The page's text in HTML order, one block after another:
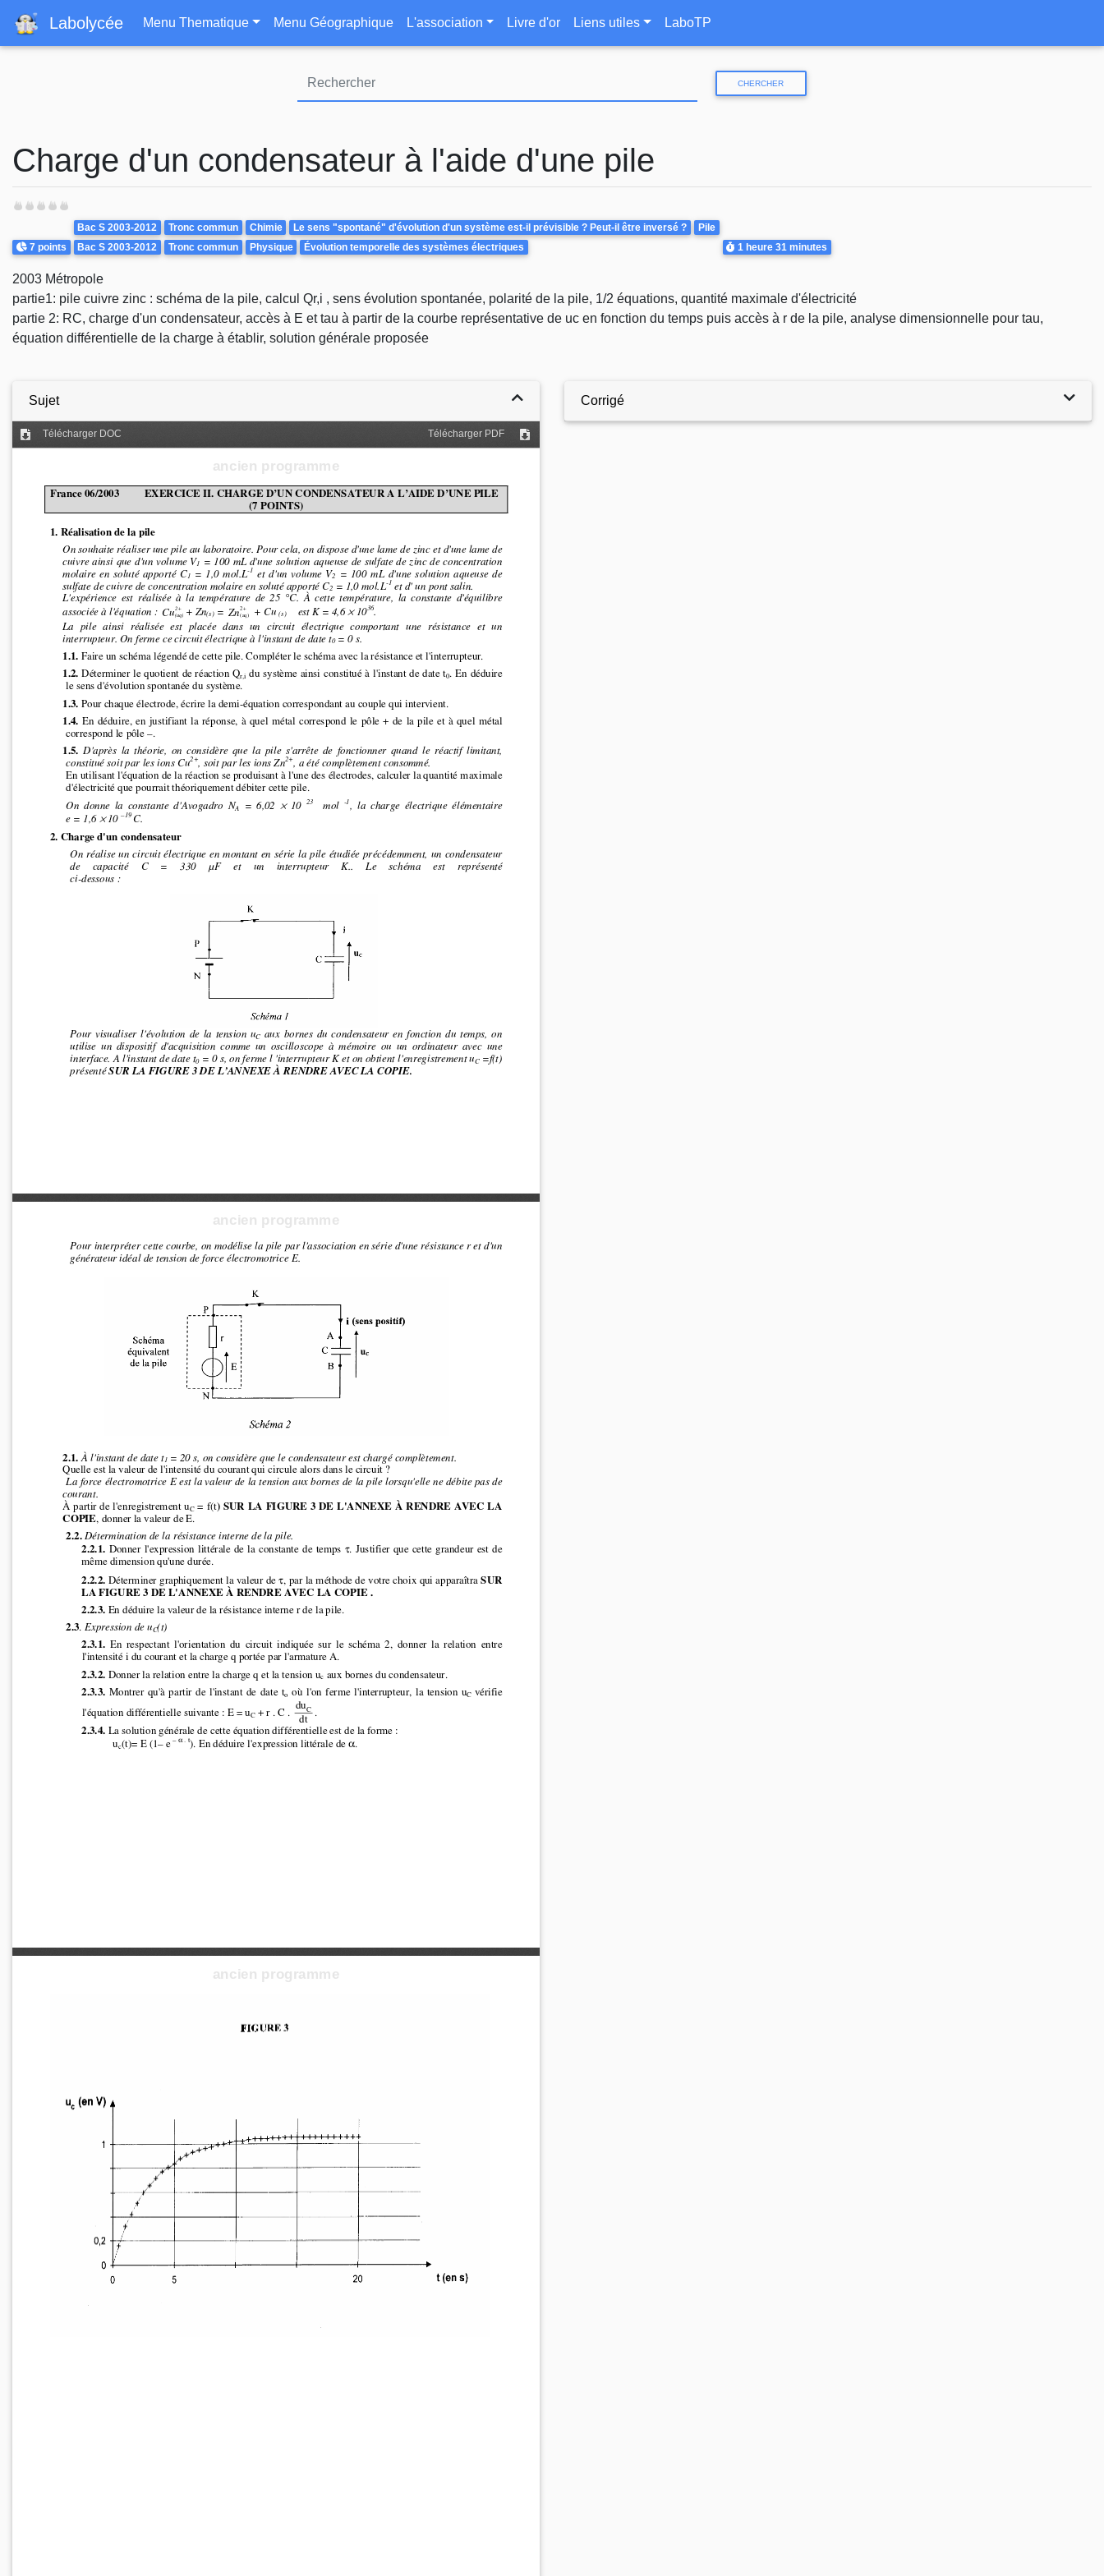
au
contenu
Labolycée Navigation principale
Menu Thematique Menu Géographique L'association Livre d'or Liens utiles LaboTP
CHERCHER
Charge d'un condensateur à l'aide d'une pile
Points
7 points
Theme
Bac S 2003-2012 Tronc commun Chimie Le sens "spontané" d'évolution d'un système est-il prévisible ? Peut-il être inversé ?
Pile
Bac S 2003-2012
Tronc commun Physique Évolution temporelle des systèmes électriques Durée
1 heure31 minutes
2003 Métropole
partie1: pile cuivre zinc : schéma de la pile, calcul Qr,i , sens évolution spontanée, polarité de la pile, 1/2 équations, quantité maximale d'électricité
partie 2: RC, charge d'un condensateur, accès à E et tau à partir de la courbe représentative de uc en fonction du temps puis accès à r de la pile, analyse dimensionnelle pour tau,
équation différentielle de la charge à établir, solution générale proposée
Sujet Corrigé